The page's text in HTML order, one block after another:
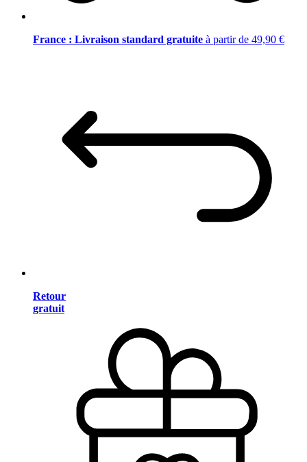
France : Livraison standard gratuite à partir de 49,90 €
Retour
gratuit